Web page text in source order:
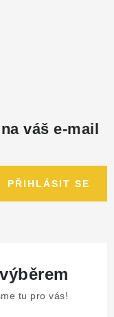
váš e-mail
PŘIHLÁSIT SE
tu pro vás!